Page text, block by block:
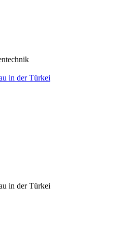
in der Türkei
in der Türkei